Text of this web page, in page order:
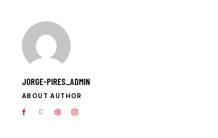
JORGE-PIRES_ADMIN
ABOUT AUTHOR